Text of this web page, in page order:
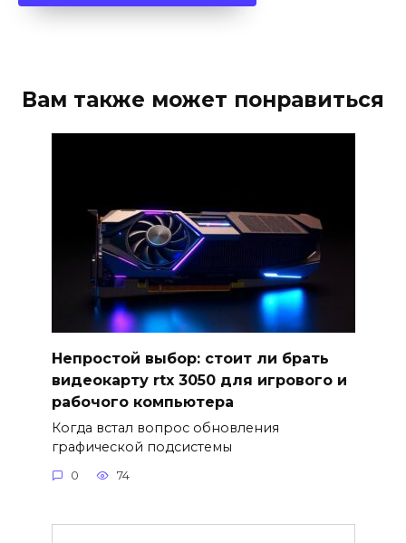
Вам также может понравиться
Непростой выбор: стоит ли брать
видеокарту rtx 3050 для игрового и
рабочого компьютера
Когда встал вопрос обновления
графической подсистемы
0 74